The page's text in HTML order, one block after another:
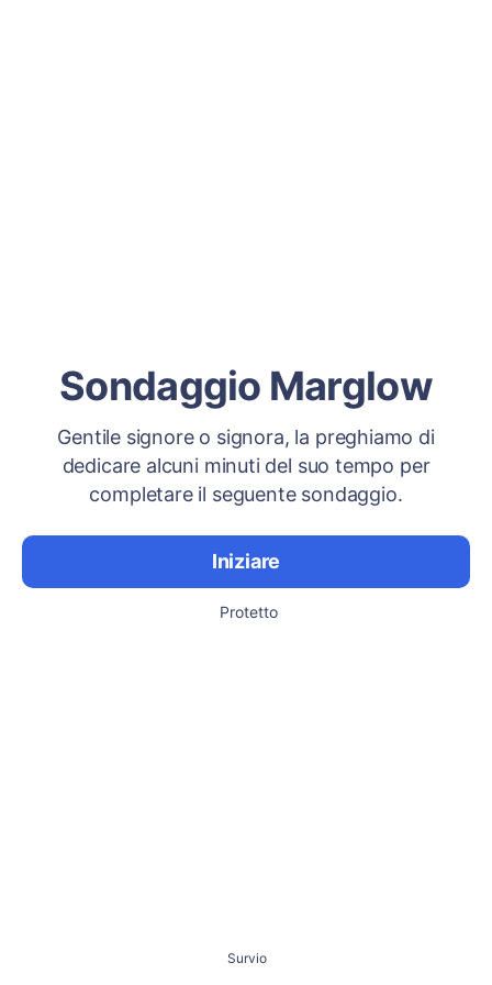
Sondaggio Marglow
Gentile signore o signora, la preghiamo di
dedicare alcuni minuti del suo tempo per
completare il seguente sondaggio.
Iniziare
Protetto
Survio